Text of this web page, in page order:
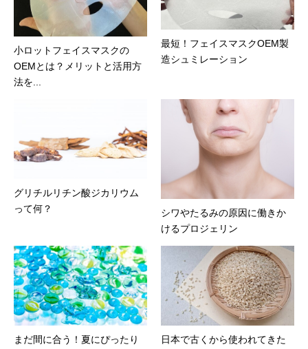
小ロットフェイスマスクの
OEMとは？メリットと活用方
法を...
最短！フェイスマスクOEM製
造シュミレーション
グリチルリチン酸ジカリウム
って何？
シワやたるみの原因に働きか
けるプロジェリン
まだ間に合う！夏にぴったり
日本で古くから使われてきた